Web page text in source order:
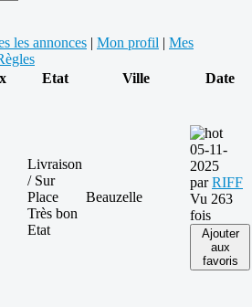
les annonces Mon profil
Mes
Etat Ville Date
Livraison
/ Sur
Place
Très bon
Etat
Beauzelle
05-11-
2025
parRIFF
Vu 263
fois
Ajouter
aux
favoris